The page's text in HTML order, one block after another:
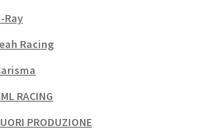
Ray
Racing
RACING
PRODUZIONE